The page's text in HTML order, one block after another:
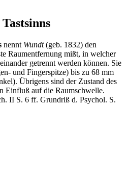
nennt Wundt(geb. 1832) den
Raumentfernung mißt, in welcher
getrennt werden können. Sie
und Fingerspitze) bis zu 68 mm
Übrigens sind der Zustand des
Einfluß auf die Raumschwelle.
II S. 6 ff. Grundriß d. Psychol. S.